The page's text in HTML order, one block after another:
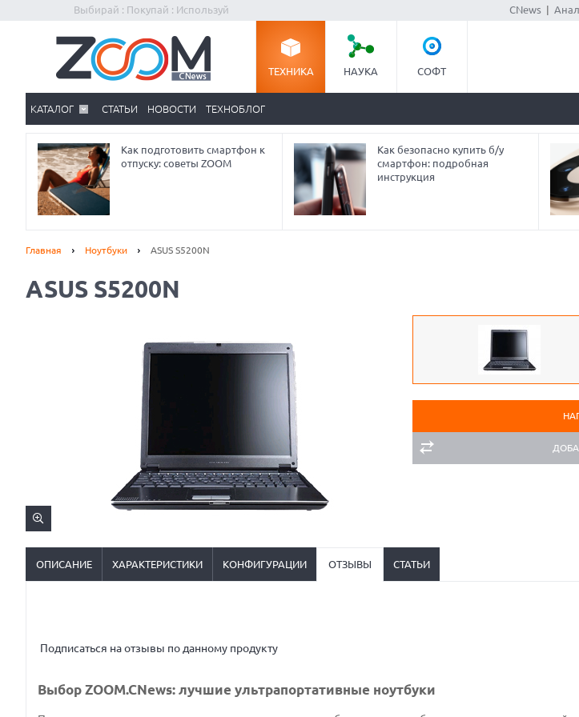
Выбирай : Покупай : Используй CNews|
ТЕХНИКА НАУКА СОФТ
КАТАЛОГ СТАТЬИ НОВОСТИ ТЕХНОБЛОГ
Как подготовить смартфон к
отпуску: советы ZOOM
Как безопасно купить б/у
смартфон: подробная
инструкция
Главная Ноутбуки ASUS S5200N
ASUS S5200N
ОПИСАНИЕ ХАРАКТЕРИСТИКИ КОНФИГУРАЦИИ ОТЗЫВЫ СТАТЬИ
Подписаться на отзывы по данному продукту
Выбор ZOOM.CNews: лучшие ультрапортативные ноутбуки